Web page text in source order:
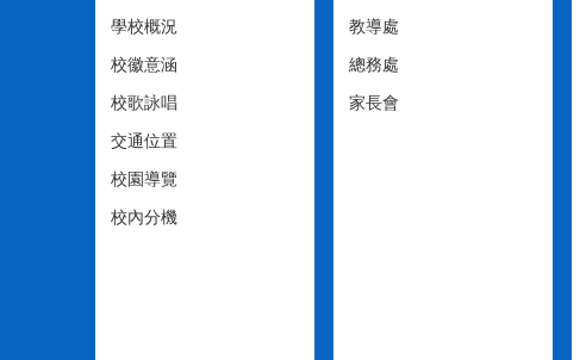
學校概況
校徽意涵
校歌詠唱
交通位置
校園導覽
校內分機
教導處
總務處
家長會